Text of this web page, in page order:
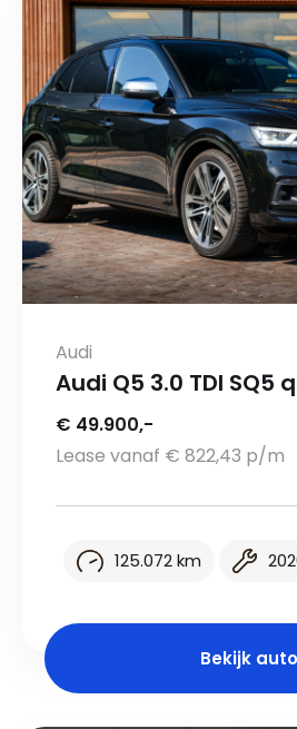
Audi
Audi Q5 3.0 TDI SQ5
€ 49.900,-
Lease vanaf € 822,43 p/m
125.072 km
Bekijk auto